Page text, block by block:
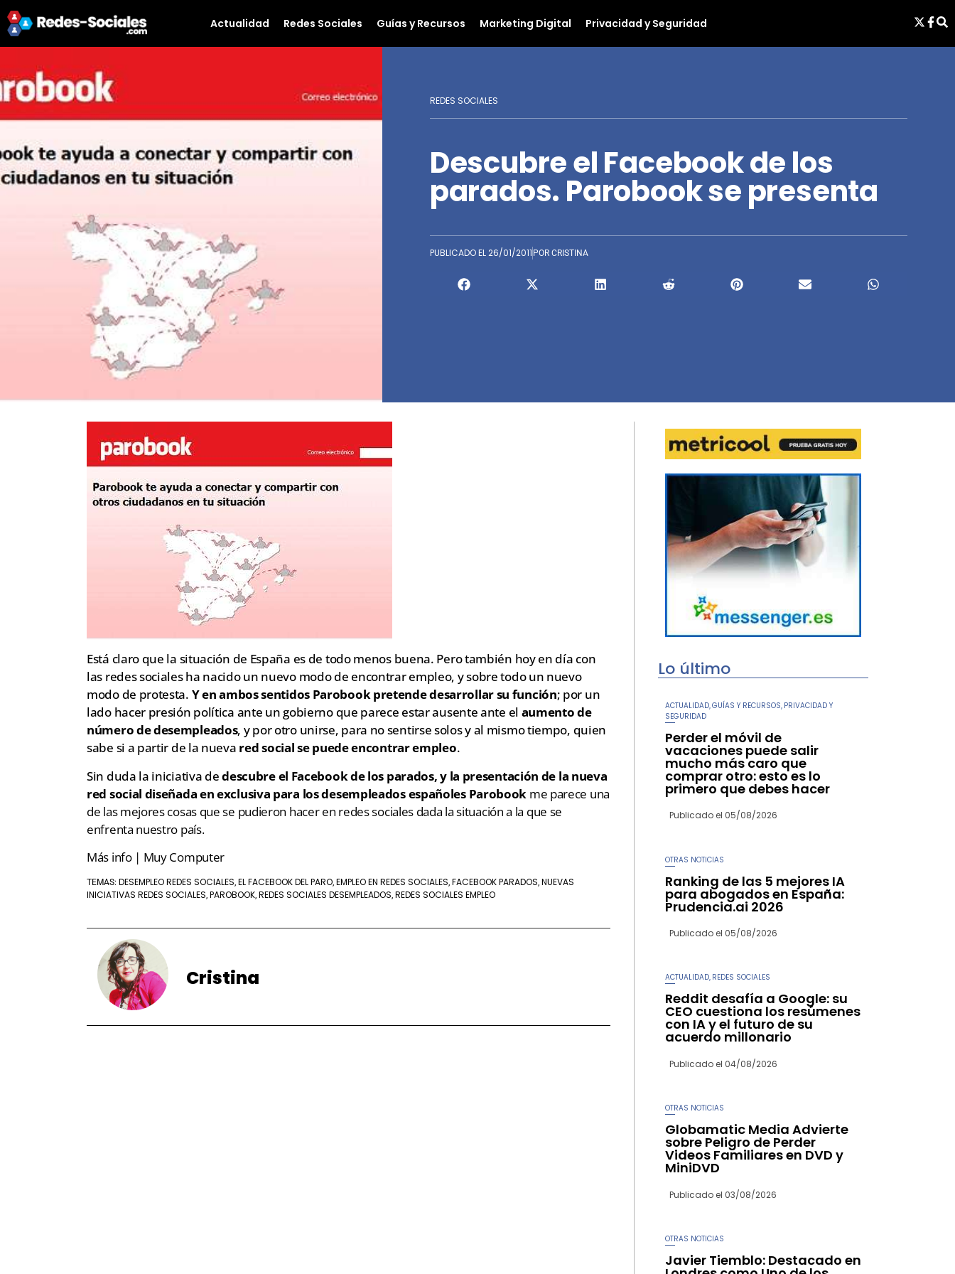
Actualidad Redes Sociales Guías y Recursos Marketing Digital Privacidad y Seguridad
REDES SOCIALES
Descubre el Facebook de los
parados. Parobook se presenta
PUBLICADO EL26/01/2011 POR CRISTINA
Está claro que la situación de España es de todo menos buena. Pero también hoy en día con
las redes sociales ha nacido un nuevo modo de encontrar empleo, y sobre todo un nuevo
modo de protesta. Y en ambos sentidos Parobookpretende desarrollar su función; por un
lado hacer presión política ante un gobierno que parece estar ausente ante el aumento de
número de desempleados, y por otro unirse, para no sentirse solos y al mismo tiempo, quien
sabe si a partir de la nueva red social se puede encontrar empleo.
Sin duda la iniciativa dedescubre el Facebook de los parados, y la presentación de la nueva
red social diseñada en exclusiva para los desempleados españoles Parobook me parece una
de las mejores cosas que se pudieron hacer en redes sociales dada la situación a la que se
enfrenta nuestro país.
Más info | Muy Computer
TEMAS: DESEMPLEO REDES SOCIALES, EL FACEBOOK DEL PARO, EMPLEO EN REDES SOCIALES, FACEBOOK PARADOS, NUEVAS
INICIATIVAS REDES SOCIALES, PAROBOOK, REDES SOCIALES DESEMPLEADOS, REDES SOCIALES EMPLEO
Cristina
Lo último
ACTUALIDAD GUÍAS Y RECURSOS PRIVACIDAD Y
SEGURIDAD
Perder el móvil de
vacaciones puede salir
mucho más caro que
comprar otro: esto es lo
primero que debes hacer
Publicado el 05/08/2026
OTRAS NOTICIAS
Ranking de las 5 mejores IA
para abogados en España:
Prudencia.ai 2026
Publicado el 05/08/2026
ACTUALIDAD, REDES SOCIALES
Reddit desafía a Google: su
CEO cuestiona los resúmenes
con IA y el futuro de su
acuerdo millonario
Publicado el 04/08/2026
OTRAS NOTICIAS
Globamatic Media Advierte
sobre Peligro de Perder
Videos Familiares en DVD y
MiniDVD
Publicado el 03/08/2026
OTRAS NOTICIAS
Javier Tiemblo: Destacado en